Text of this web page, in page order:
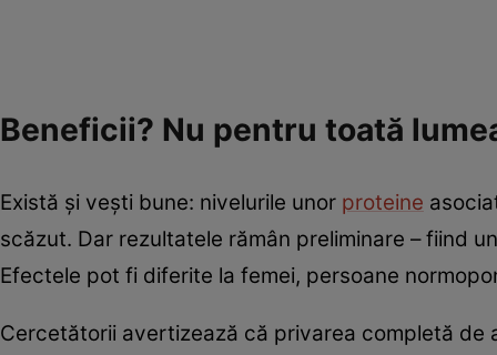
Beneficii? Nu pentru toată
Există și vești bune: nivelurile unor proteine
scăzut. Dar rezultatele rămân preliminare – fiind
Efectele pot fi diferite la femei, persoane
Cercetătorii avertizează că privarea completă de